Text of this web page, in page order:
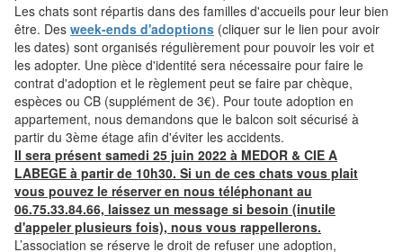
Les chats sont répartis dans des familles d'accueils pour leur bien
être. Des week-ends d'adoptions (cliquer sur le lien pour avoir
les dates) sont organisés régulièrement pour pouvoir les voir et
les adopter. Une pièce d'identité sera nécessaire pour faire le
contrat d'adoption et le règlement peut se faire par chèque,
espèces ou CB (supplément de 3€). Pour toute adoption en
appartement, nous demandons que le balcon soit sécurisé à
partir du 3ème étage afin d'éviter les accidents.
Il sera présent samedi 25 juin 2022 à MEDOR & CIE A
LABEGE à partir de 10h30. Si un de ces chats vous plait
vous pouvez le réserver en nous téléphonant au
06.75.33.84.66, laissez un message si besoin (inutile
d'appeler plusieurs fois), nous vous rappellerons.
L’association se réserve le droit de refuser une adoption,